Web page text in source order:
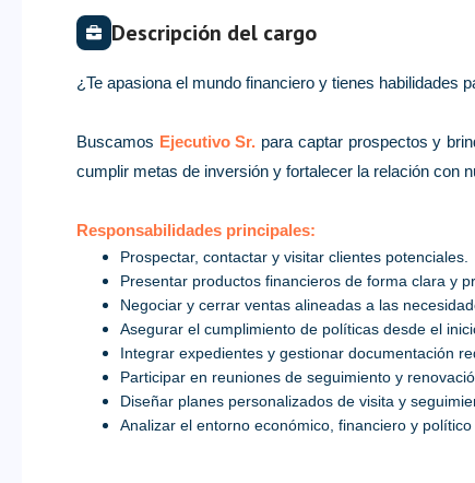
Descripción del cargo
¿Te apasiona el mundo financiero y tienes habilidades
Buscamos Ejecutivo Sr. para captar prospectos y
cumplir metas de inversión y fortalecer la relación con
Responsabilidades principales:
Prospectar, contactar y visitar clientes potenciales.
Presentar productos financieros de forma clara y
Negociar y cerrar ventas alineadas a las
Asegurar el cumplimiento de políticas desde el
Integrar expedientes y gestionar documentación
Participar en reuniones de seguimiento y
Diseñar planes personalizados de visita y
Analizar el entorno económico, financiero y